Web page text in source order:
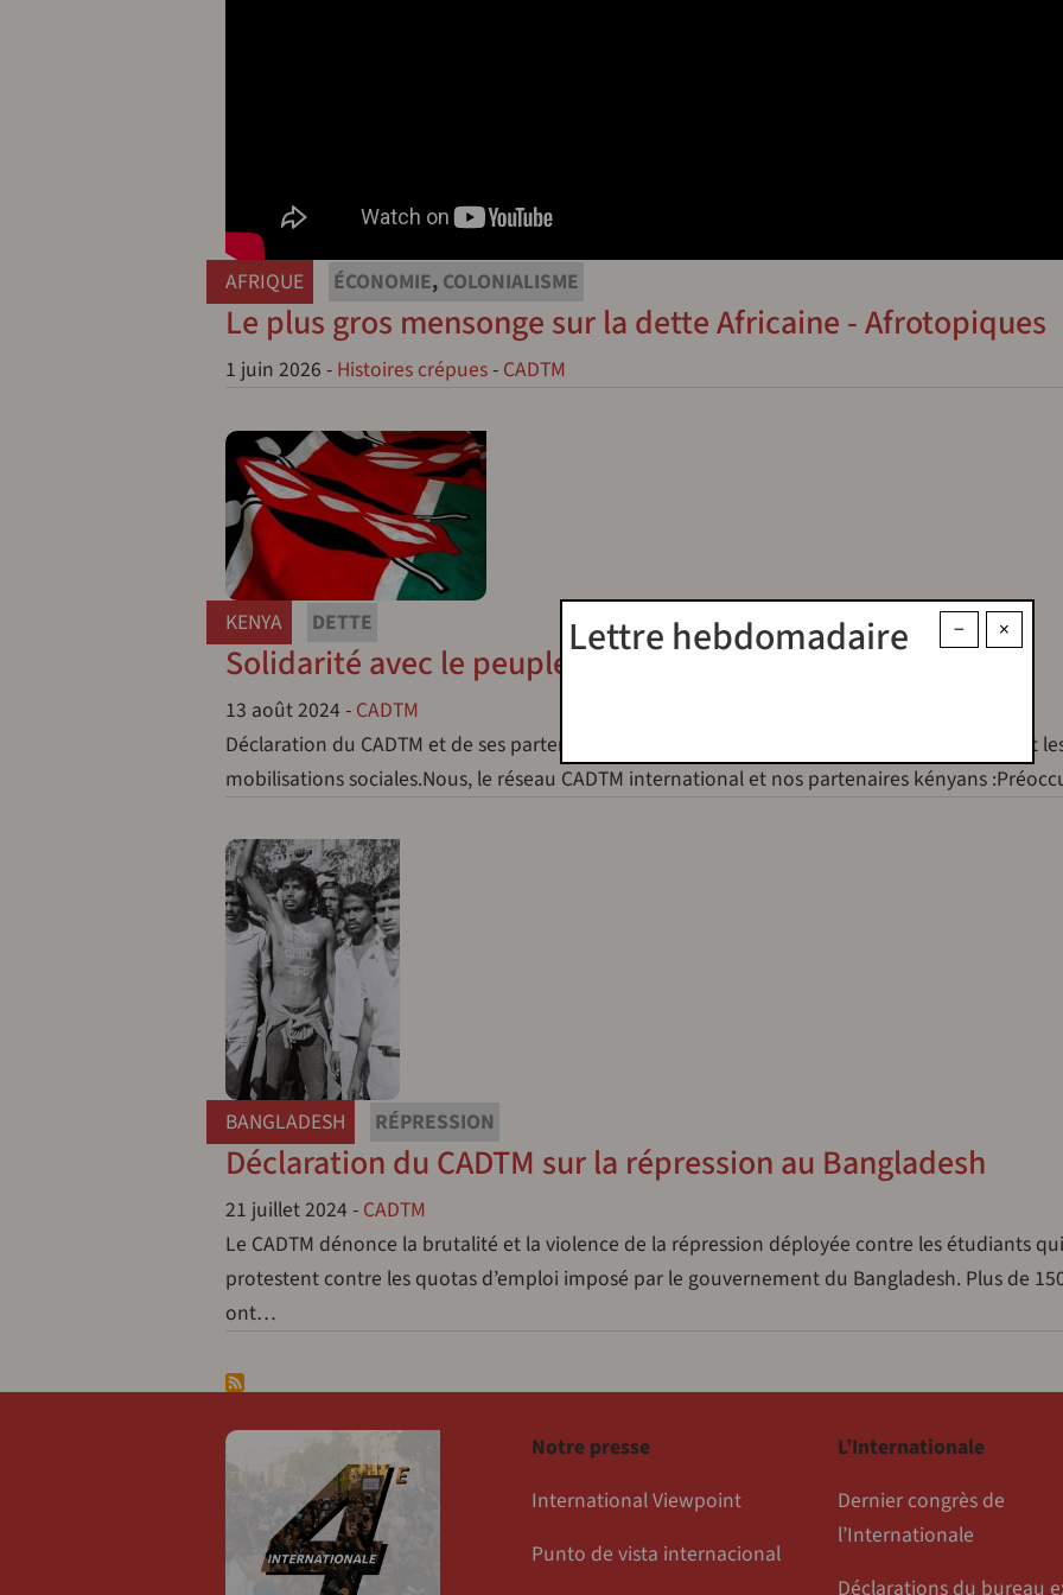
AFRIQUE ÉCONOMIE, COLONIALISME
Le plus gros mensonge sur la dette Africaine - Afrotopiques
1 juin 2026 - Histoires crépues- CADTM
KENYA DETTE
Solidarité avec le peuple kényan !
13 août 2024- CADTM
Déclaration du CADTM et de ses partenaires kényans sur la situation économique du pays et
mobilisations sociales.Nous, le réseau CADTM international et nos partenaires kényans
BANGLADESH RÉPRESSION
Déclaration du CADTM sur la répression au Bangladesh
21 juillet 2024- CADTM
Le CADTM dénonce la brutalité et la violence de la répression déployée contre les étudiants qui
protestent contre les quotas d’emploi imposé par le gouvernement du Bangladesh. Plus de
ont…
×
−
Lettre hebdomadaire
Notre presse
International Viewpoint
Punto de vista internacional
L’Internationale
Dernier congrès de
l’Internationale
Déclarations du bureau